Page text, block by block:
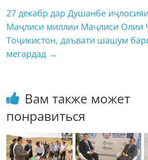
27 декабр дар Душанбе
Маҷлиси миллии Маҷлиси Олии
Тоҷикистон, даъвати шашум
мегардад →
Вам также может
понравиться